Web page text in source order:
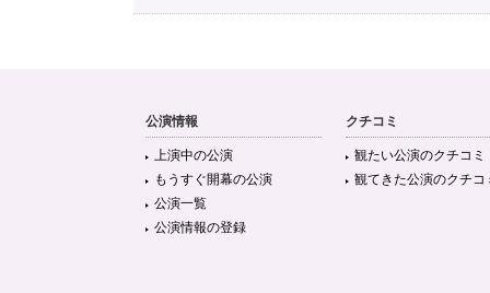
公演情報
上演中の公演
もうすぐ開幕の公演
公演一覧
公演情報の登録
クチコミ
観たい公演のクチコミ
観てきた公演のクチコ